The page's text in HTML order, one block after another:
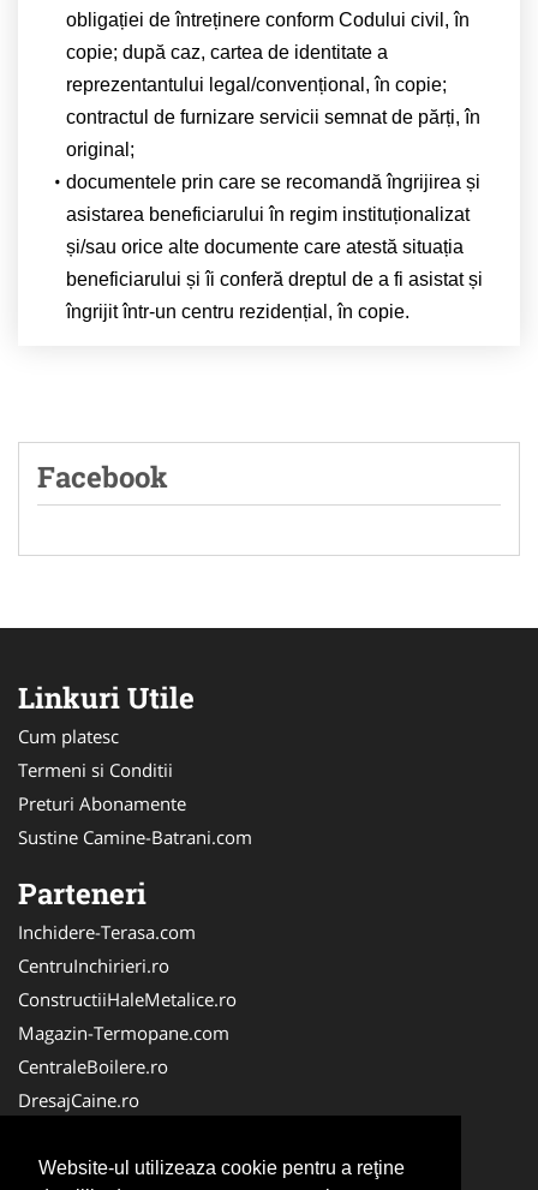
Website-ul utilizeaza cookie pentru a reţine
obligației de întreținere conform Codului civil, în
copie; după caz, cartea de identitate a
reprezentantului legal/convențional, în copie;
contractul de furnizare servicii semnat de părți, în
original;
documentele prin care se recomandă îngrijirea și
asistarea beneficiarului în regim instituționalizat
și/sau orice alte documente care atestă situația
beneficiarului și îi conferă dreptul de a fi asistat și
îngrijit într-un centru rezidențial, în copie.
Facebook
Linkuri Utile
Cum platesc
Termeni si Conditii
Preturi Abonamente
Sustine Camine-Batrani.com
Parteneri
Inchidere-Terasa.com
CentruInchirieri.ro
ConstructiiHaleMetalice.ro
Magazin-Termopane.com
CentraleBoilere.ro
DresajCaine.ro
Alpinist-Utilitar.com